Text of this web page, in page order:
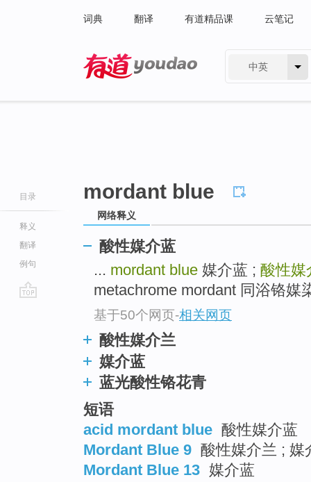
词典 翻译 有道精品课 云笔记
中英
目录
释义
翻译
例句
mordant blue
网络释义
酸性媒介蓝
... mordant blue 媒介蓝 ; 酸性媒
metachrome mordant 同浴铬媒
基于50个网页-相关网页
酸性媒介兰
媒介蓝
蓝光酸性铬花青
短语
acid mordant blue 酸性媒介蓝
Mordant Blue 9 酸性媒介兰 ; 媒
Mordant Blue 13 媒介蓝